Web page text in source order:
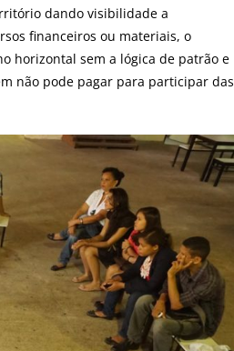
dando visibilidade a
financeiros ou materiais, o
horizontal sem a lógica de patrão e
não pode pagar para participar das